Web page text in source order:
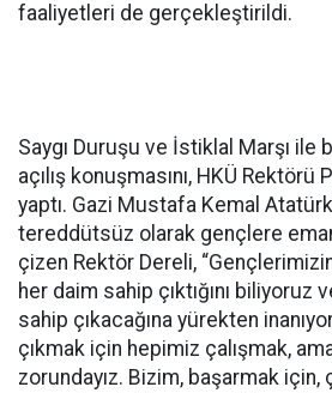
faaliyetleri de gerçekleştirildi.
Saygı Duruşu ve İstiklal Marşı ile
açılış konuşmasını, HKÜ Rektörü
yaptı. Gazi Mustafa Kemal
tereddütsüz olarak gençlere
çizen Rektör Dereli,
her daim sahip çıktığını biliyoruz
sahip çıkacağına yürekten
çıkmak için hepimiz çalışmak,
zorundayız. Bizim, başarmak için,